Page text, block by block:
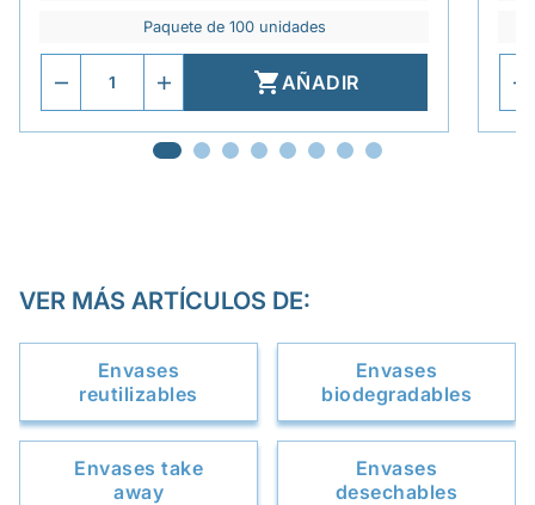
Paquete de 100 unidades
AÑADIR
VER MÁS ARTÍCULOS DE:
Envases
reutilizables
Envases
biodegradables
Envases take
away
Envases
desechables